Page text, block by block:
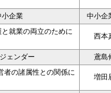
小企業
中小企
就業の両立のために
西本
ェンダー
鳶島
者の諸属性との関係に
増田